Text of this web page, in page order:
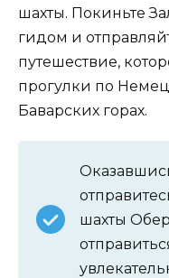
шахты. Покиньте
гидом и
путешествие,
прогулки по
Баварских горах.
шахты